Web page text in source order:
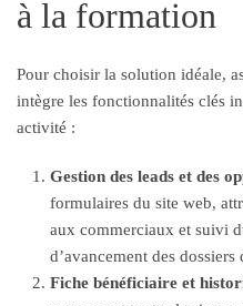
à la formation
Pour choisir la solution idéale,
intègre les fonctionnalités clés
activité :
Gestion des leads et des
formulaires du site web,
aux commerciaux et suivi
d’avancement des
Fiche bénéficiaire et